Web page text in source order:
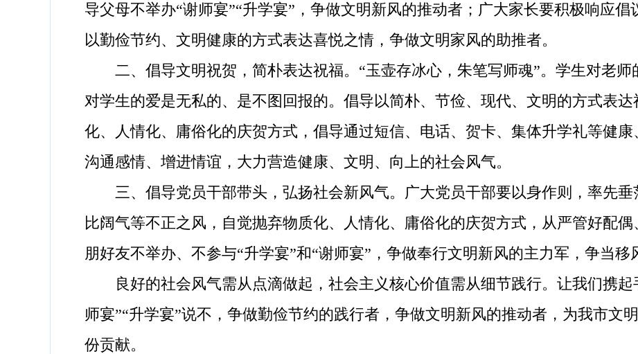
导父母不举办“谢师宴”“升学宴”，争做文明新风的推动者；广大家长要积极响应倡
以勤俭节约、文明健康的方式表达喜悦之情，争做文明家风的助推者。
二、倡导文明祝贺，简朴表达祝福。“玉壶存冰心，朱笔写师魂”。学生对老师
对学生的爱是无私的、是不图回报的。倡导以简朴、节俭、现代、文明的方式表
化、人情化、庸俗化的庆贺方式，倡导通过短信、电话、贺卡、集体升学礼等健康
沟通感情、增进情谊，大力营造健康、文明、向上的社会风气。
三、倡导党员干部带头，弘扬社会新风气。广大党员干部要以身作则，率先垂
比阔气等不正之风，自觉抛弃物质化、人情化、庸俗化的庆贺方式，从严管好配
朋好友不举办、不参与“升学宴”和“谢师宴”，争做奉行文明新风的主力军，争当移
良好的社会风气需从点滴做起，社会主义核心价值需从细节践行。让我们携起
师宴”“升学宴”说不，争做勤俭节约的践行者，争做文明新风的推动者，为我市文
份贡献。